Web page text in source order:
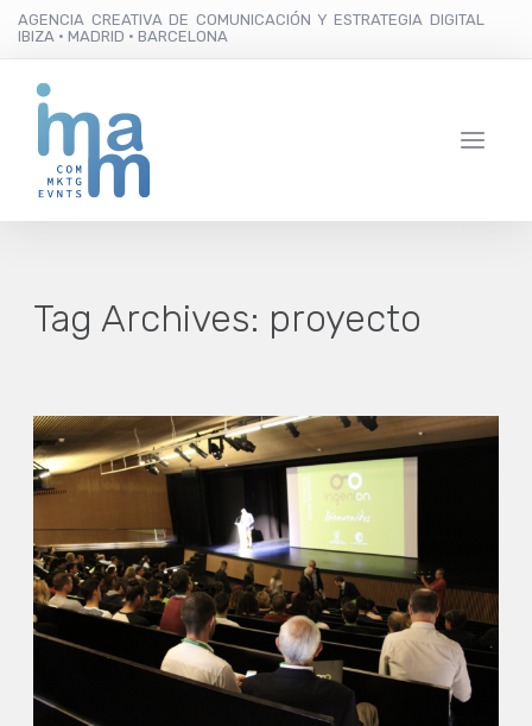
AGENCIA CREATIVA DE COMUNICACIÓN Y ESTRATEGIA DIGITAL
IBIZA · MADRID · BARCELONA
Tag Archives: proyecto